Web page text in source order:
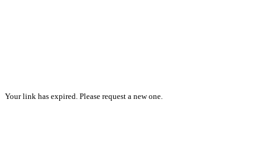
Your link has expired. Please request a new one.